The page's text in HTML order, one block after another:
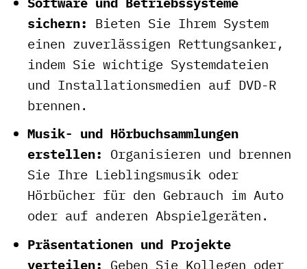
sichern: Bieten Sie Ihrem System
einen zuverlässigen Rettungsanker,
indem Sie wichtige Systemdateien
und Installationsmedien auf DVD-R
brennen.
Musik- und Hörbuchsammlungen
erstellen: Organisieren und brennen
Sie Ihre Lieblingsmusik oder
Hörbücher für den Gebrauch im Auto
oder auf anderen Abspielgeräten.
Präsentationen und Projekte
verteilen: Geben Sie Kollegen oder